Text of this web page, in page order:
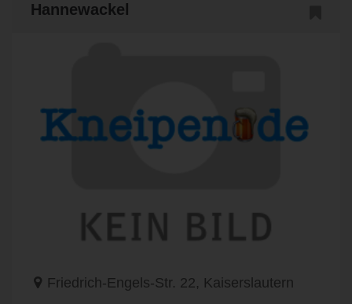
Hannewackel
Friedrich-Engels-Str. 22, Kaiserslautern